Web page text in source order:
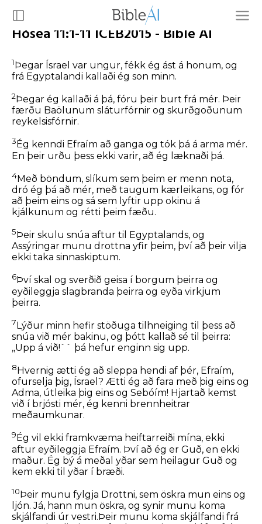
Hósea 11:1-11 ICEB2015 - Bible AI
1Þegar Ísrael var ungur, fékk ég ást á honum, og
frá Egyptalandi kallaði ég son minn.
2 Þegar ég kallaði á þá, fóru þeir burt frá mér. Þeir
færðu Baölunum sláturfórnir og skurðgoðunum
reykelsisfórnir.
3 Ég kenndi Efraím að ganga og tók þá á arma mér.
En þeir urðu þess ekki varir, að ég læknaði þá.
4Með böndum, slíkum sem þeim er menn nota,
dró ég þá að mér, með taugum kærleikans, og fór
að þeim eins og sá sem lyftir upp okinu á
kjálkunum og rétti þeim fæðu.
5 Þeir skulu snúa aftur til Egyptalands, og
Assýringar munu drottna yfir þeim, því að þeir vilja
ekki taka sinnaskiptum.
6Því skal og sverðið geisa í borgum þeirra og
eyðileggja slagbranda þeirra og eyða virkjum
þeirra.
7Lýður minn hefir stöðuga tilhneiging til þess að
snúa við mér bakinu, og þótt kallað sé til þeirra:
,,Upp á við!`` þá hefur enginn sig upp.
8 Hvernig ætti ég að sleppa hendi af þér, Efraím,
ofurselja þig, Ísrael? Ætti ég að fara með þig eins og
Adma, útleika þig eins og Sebóím! Hjartað kemst
við í brjósti mér, ég kenni brennheitrar
meðaumkunar.
9 Ég vil ekki framkvæma heiftarreiði mína, ekki
aftur eyðileggja Efraím. Því að ég er Guð, en ekki
maður. Ég bý á meðal yðar sem heilagur Guð og
kem ekki til yðar í bræði.
10Þeir munu fylgja Drottni, sem öskra mun eins og
ljón. Já, hann mun öskra, og synir munu koma
skjálfandi úr vestri.Þeir munu koma skjálfandi frá